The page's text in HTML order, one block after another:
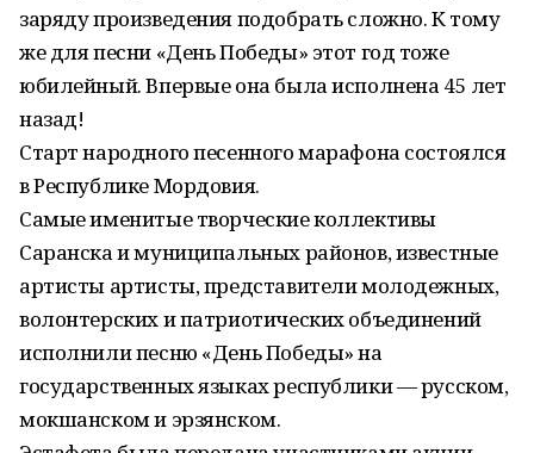
заряду произведения подобрать сложно. К тому
же для песни «День Победы» этот год тоже
юбилейный. Впервые она была исполнена 45 лет
назад!
Старт народного песенного марафона состоялся
в Республике Мордовия.
Самые именитые творческие коллективы
Саранска и муниципальных районов, известные
артисты артисты, представители молодежных,
волонтерских и патриотических объединений
исполнили песню «День Победы» на
государственных языках республики — русском,
мокшанском и эрзянском.